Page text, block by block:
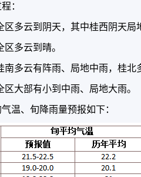
：
区多云到阴天，其中桂西阴天局
区多云到晴。
南多云有阵雨、局地中雨，桂北
区大部有小到中雨、局地大雨。
温、旬降雨量预报如下：